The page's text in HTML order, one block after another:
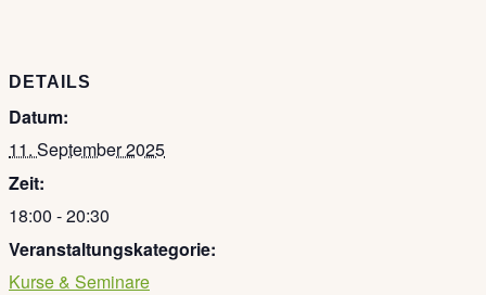
DETAILS
Datum:
11. September 2025
Zeit:
18:00 - 20:30
Veranstaltungskategorie:
Kurse & Seminare